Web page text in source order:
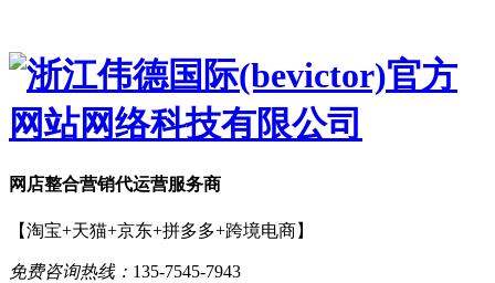
网店整合营销代运营服务商
【淘宝+天猫+京东+拼多多+跨境电商】
免费咨询热线： 135-7545-7943